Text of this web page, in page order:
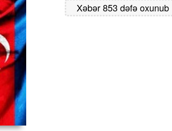
Xəbər 853 dəfə oxunub